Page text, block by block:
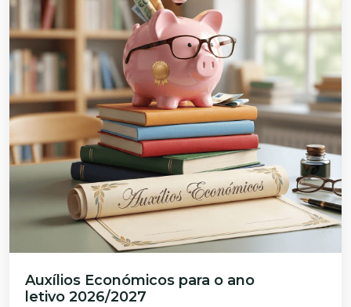
Auxílios Económicos para o ano
letivo 2026/2027